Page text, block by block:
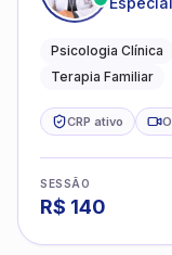
famílias
Psicologia Clínica
Terapia Familiar
CRP ativo
SESSÃO
R$ 140